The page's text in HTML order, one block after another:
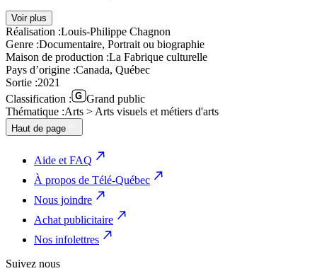
Voir plus
Réalisation :Louis-Philippe Chagnon
Genre :Documentaire, Portrait ou biographie
Maison de production :La Fabrique culturelle
Pays d’origine :Canada, Québec
Sortie :2021
Classification :
Grand public
Thématique :Arts > Arts visuels et métiers d'arts
Haut de page
Aide et FAQ
À propos de Télé-Québec
Nous joindre
Achat publicitaire
Nos infolettres
Suivez nous